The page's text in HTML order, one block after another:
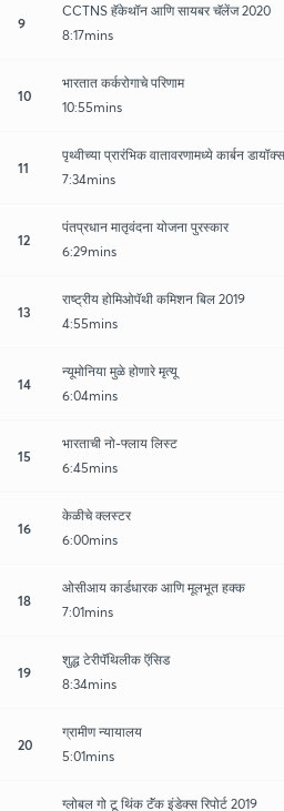
9
CCTNS हॅकेथॉन आणि सायबर चॅलेंज 2020
8:17mins
10
भारतात कर्करोगाचे परिणाम
10:55mins
11
पृथ्वीच्या प्रारंभिक वातावरणामध्ये कार्बन
7:34mins
12
पंतप्रधान मातृवंदना योजना पुरस्कार
6:29mins
13
राष्ट्रीय होमिओपॅथी कमिशन बिल 2019
4:55mins
14
न्यूमोनिया मुळे होणारे मृत्यू
6:04mins
15
भारताची नो-फ्लाय लिस्ट
6:45mins
16
केळीचे क्लस्टर
6:00mins
18
ओसीआय कार्डधारक आणि मूलभूत हक्क
7:01mins
19
शुद्ध टेरीपॅथिलीक ऍसिड
8:34mins
20
ग्रामीण न्यायालय
5:01mins
ग्लोबल गो टू थिंक टॅंक इंडेक्स रिपोर्ट 2019